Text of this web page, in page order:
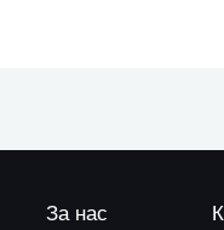
За нас